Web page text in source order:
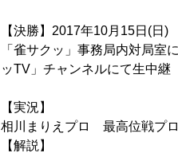
【決勝】2017年10月15日(日)
「雀サクッ」事務局内対局室
ッTV」チャンネルにて生中継
【実況】
相川まりえプロ 最高位戦プ
【解説】